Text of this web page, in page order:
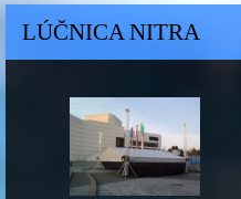
LÚČNICA NITRA